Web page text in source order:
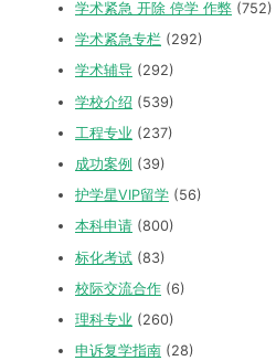
学术紧急 开除 停学 作弊 (752)
学术紧急专栏 (292)
学术辅导 (292)
学校介绍 (539)
工程专业 (237)
成功案例 (39)
护学星VIP留学 (56)
本科申请 (800)
标化考试 (83)
校际交流合作 (6)
理科专业 (260)
申诉复学指南 (28)